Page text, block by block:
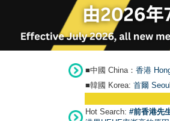
■中國 China： 香港
■韓國 Korea: 首爾 Seou
Hot Search: #前香港先